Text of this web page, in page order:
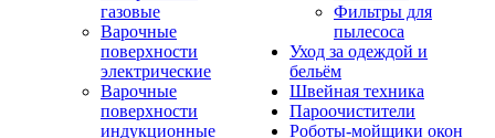
газовые
Варочные
поверхности
электрические
Варочные
поверхности
индукционные
Фильтры для
пылесоса
Уход за одеждой и
бельём
Швейная техника
Пароочистители
Роботы-мойщики окон